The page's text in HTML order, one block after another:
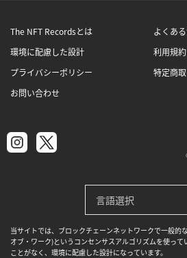
The NFT Recordsとは
よくあ
環境に配慮した設計
利用規約
プライバシーポリシー
特定商
お問い合わせ
当サイトでは、ブロックチェーンネットワークで一般的
オブ・ワーク)というコンセンサスアルゴリズムを使っ
ことがなく、環境に配慮した設計になっています。